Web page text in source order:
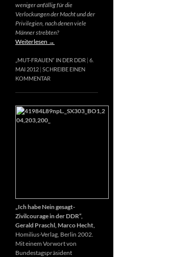
weniger anfällig für die
Verlockungen der Macht und der
Privilegien, nach denen viele
Männer strebten?
Weiterlesen →
„MUT-FRAUEN“ IN DER DDR 6.
MAI 2012 SCHREIBE EINEN
KOMMENTAR
„Ich habe Nein gesagt-
Zivilcourage in der DDR“,
Gerald Praschl, Marco Hecht,
Homilius-Verlag, Berlin 2002.
Mit einem Vorwort von
Bundestagspräsident